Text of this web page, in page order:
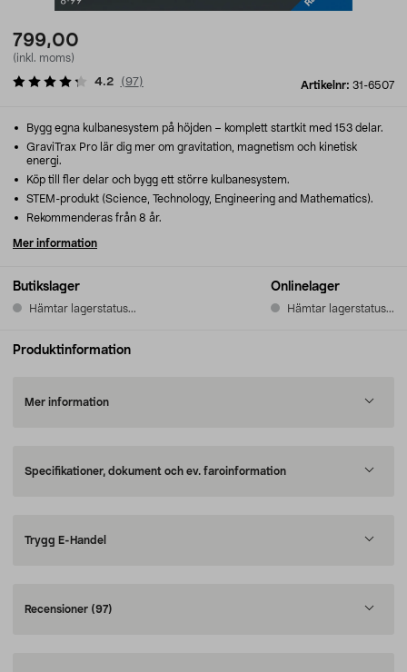
799,00
(inkl. moms)
Artikelnr: 31-6507
4.2 (97)
Butikslager
Hämtar lagerstatus...
Onlinelager
Hämtar lagerstatus...
Bygg egna kulbanesystem på höjden – komplett startkit med 153 delar.
GraviTrax Pro lär dig mer om gravitation, magnetism och kinetisk
energi.
Köp till fler delar och bygg ett större kulbanesystem.
STEM-produkt (Science, Technology, Engineering and Mathematics).
Rekommenderas från 8 år.
Mer information
Produktinformation
Mer information
Specifikationer, dokument och ev. faroinformation
Trygg E-Handel
Recensioner (97)